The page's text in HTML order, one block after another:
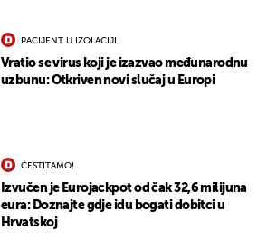
PACIJENT U IZOLACIJI
Vratio se virus koji je izazvao međunarodnu
uzbunu: Otkriven novi slučaj u Europi
ČESTITAMO!
Izvučen je Eurojackpot od čak 32,6 milijuna
eura: Doznajte gdje idu bogati dobitci u
Hrvatskoj